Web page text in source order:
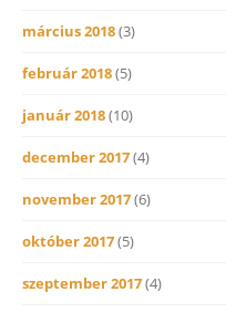
március 2018(3)
február 2018(5)
január 2018(10)
december 2017(4)
november 2017(6)
október 2017(5)
szeptember 2017(4)